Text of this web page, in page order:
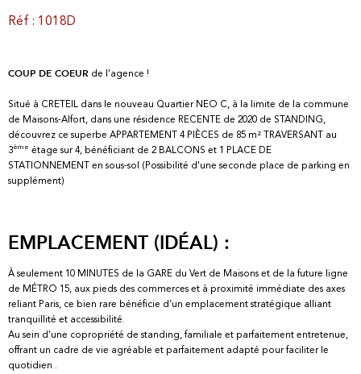
Réf : 1018D
COUP DE COEUR de l’agence !
Situé à CRETEIL dans le nouveau Quartier NEO C, à la limite de la commune
de Maisons-Alfort, dans une résidence RECENTE de 2020 de STANDING,
découvrez ce superbe APPARTEMENT 4 PIÈCES de 85 m² TRAVERSANT au
3ème étage sur 4, bénéficiant de 2 BALCONS et 1 PLACE DE
STATIONNEMENT en sous-sol (Possibilité d'une seconde place de parking en
supplément)
EMPLACEMENT (IDÉAL) :
À seulement 10 MINUTES de la GARE du Vert de Maisons et de la future ligne
de MÉTRO 15, aux pieds des commerces et à proximité immédiate des axes
reliant Paris, ce bien rare bénéficie d’un emplacement stratégique alliant
tranquillité et accessibilité.
Au sein d’une copropriété de standing, familiale et parfaitement entretenue,
offrant un cadre de vie agréable et parfaitement adapté pour faciliter le
quotidien .